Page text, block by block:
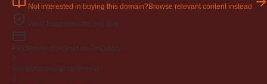
Not interested in buying this domain?Browse relevant content instead
What happens after you buy
PaySecure checkout on GoDaddy
2
VerifyOwnership confirmed
3